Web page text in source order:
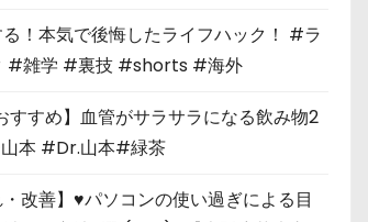
！本気で後悔したライフハック！ #ラ
#雑学 #裏技 #shorts #海外
すすめ】血管がサラサラになる飲み物2
本 #Dr.山本#緑茶
・改善】♥パソコンの使い過ぎによる目